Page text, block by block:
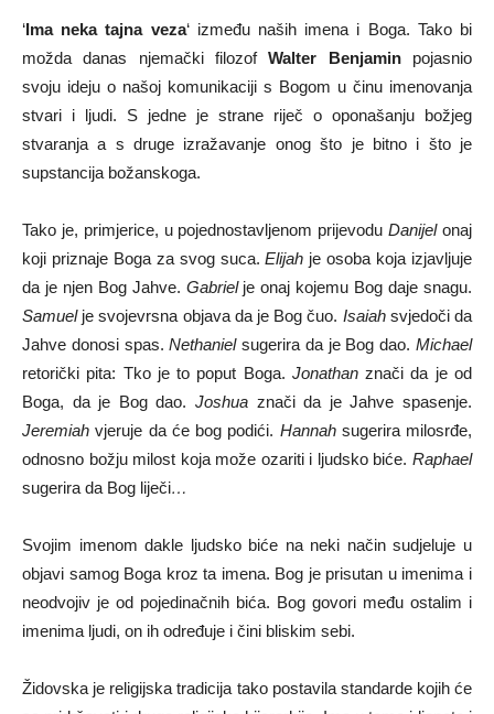
‘Ima neka tajna veza‘ između naših imena i Boga. Tako bi
možda danas njemački filozofWalter Benjaminpojasnio
svoju ideju o našoj komunikaciji s Bogom u činu imenovanja
stvari i ljudi. S jedne je strane riječ o oponašanju božjeg
stvaranja a s druge izražavanje onog što je bitno i što je
supstancija božanskoga.
Tako je, primjerice, u pojednostavljenom prijevoduDanijelonaj
koji priznaje Boga za svog suca.Elijah je osoba koja izjavljuje
da je njen Bog Jahve. Gabrielje onaj kojemu Bog daje snagu.
Samuel je svojevrsna objava da je Bog čuo. Isaiah svjedoči da
Jahve donosi spas.Nethanielsugerira da je Bog dao.Michael
retorički pita: Tko je to poput Boga. Jonathanznači da je od
Boga, da je Bog dao. Joshua znači da je Jahve spasenje.
Jeremiah vjeruje da će bog podići. Hannah sugerira milosrđe,
odnosno božju milost koja može ozariti i ljudsko biće. Raphael
sugerira da Bog liječi…
Svojim imenom dakle ljudsko biće na neki način sudjeluje u
objavi samog Boga kroz ta imena. Bog je prisutan u imenima i
neodvojiv je od pojedinačnih bića. Bog govori među ostalim i
imenima ljudi, on ih određuje i čini bliskim sebi.
Židovska je religijska tradicija tako postavila standarde kojih će